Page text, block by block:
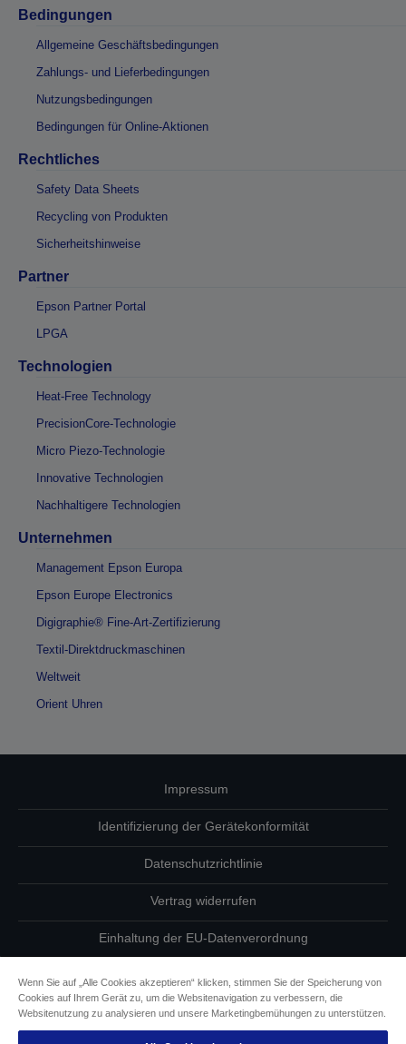
Bedingungen
Allgemeine Geschäftsbedingungen
Zahlungs- und Lieferbedingungen
Nutzungsbedingungen
Bedingungen für Online-Aktionen
Rechtliches
Safety Data Sheets
Recycling von Produkten
Sicherheitshinweise
Partner
Epson Partner Portal
LPGA
Technologien
Heat-Free Technology
PrecisionCore-Technologie
Micro Piezo-Technologie
Innovative Technologien
Nachhaltigere Technologien
Unternehmen
Management Epson Europa
Epson Europe Electronics
Digigraphie® Fine-Art-Zertifizierung
Textil-Direktdruckmaschinen
Weltweit
Orient Uhren
Impressum
Identifizierung der Gerätekonformität
Datenschutzrichtlinie
Vertrag widerrufen
Einhaltung der EU-Datenverordnung
Informationen zu Cookies
Wenn Sie auf „Alle Cookies akzeptieren“ klicken, stimmen Sie der Speicherung von
Cookies auf Ihrem Gerät zu, um die Websitenavigation zu verbessern, die
Websitenutzung zu analysieren und unsere Marketingbemühungen zu unterstützen.